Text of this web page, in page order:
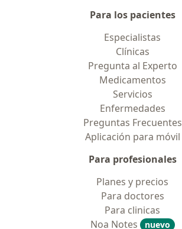
Para los pacientes
Especialistas
Clínicas
Pregunta al Experto
Medicamentos
Servicios
Enfermedades
Preguntas Frecuentes
Aplicación para móvil
Para profesionales
Planes y precios
Para doctores
Para clinicas
Noa Notes
nuevo